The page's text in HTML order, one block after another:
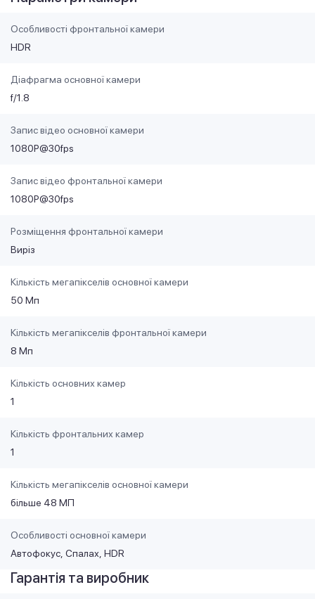
Особливості фронтальної камери
HDR
Діафрагма основної камери
f/1.8
Запис відео основної камери
1080P@30fps
Запис відео фронтальної камери
1080P@30fps
Розміщення фронтальної камери
Виріз
Кількість мегапікселів основної камери
50 Мп
Кількість мегапікселів фронтальної камери
8 Мп
Кількість основних камер
1
Кількість фронтальних камер
1
Кількість мегапікселів основної камери
більше 48 МП
Особливості основної камери
Автофокус Спалах HDR
Гарантія та виробник